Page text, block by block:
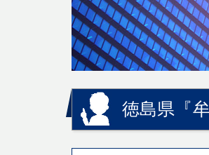
徳島県『